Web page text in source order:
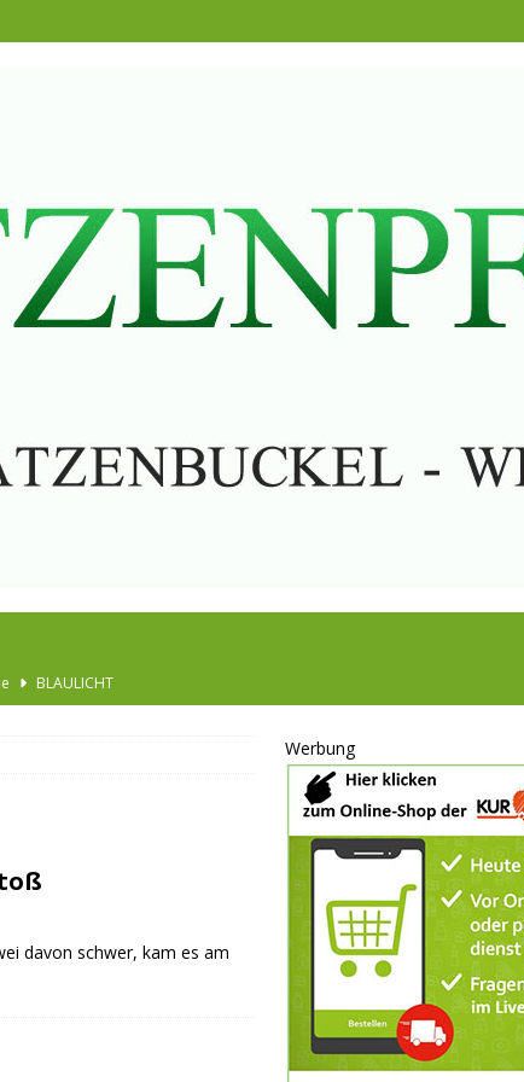
BLAULICHT
BLAULICHT
davon schwer, kam es am
Werbung